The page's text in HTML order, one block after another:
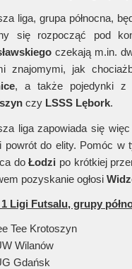
liga, grupa północna,
się rozpocząć pod
czekają m.in.
znajomymi, jak
, a także pojedynki z
czy LSSS Lębork.
liga zapowiada się
powrót do elity. Pomóc
doŁodzi po krótkiej
pozyskanie ogłosi
1 Ligi Futsalu, grupy
Tee Krotoszyn
Wilanów
Gdańsk